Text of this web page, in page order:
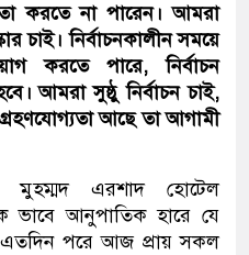
করতে না পারেন। আমরা
চাই। নির্বাচনকালীন সময়ে
করতে পারে, নির্বাচন
আমরা সুষ্ঠু নির্বাচন চাই,
আছে তা আগামী
এরশাদ হোটেল
ভাবে আনুপাতিক হারে যে
এতদিন পরে আজ প্রায় সকল